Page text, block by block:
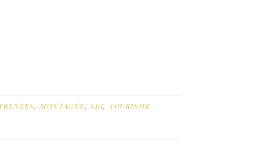
, MONTAGNE, SKI, TOURISME